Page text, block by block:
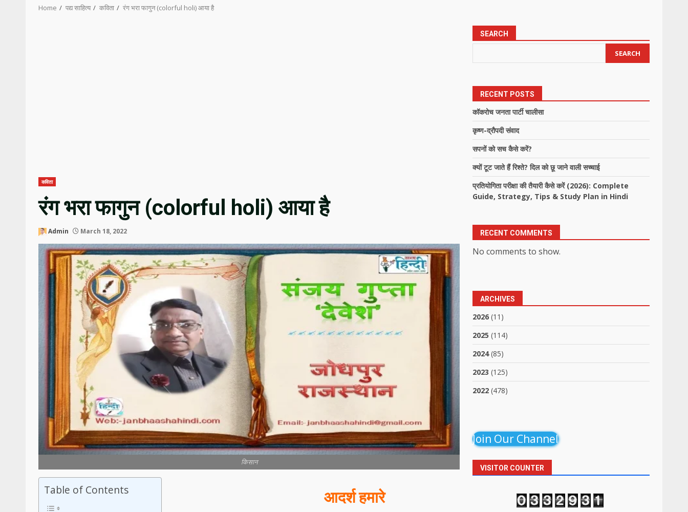
Home पद्य साहित्य कविता रंग भरा फागुन (colorful holi) आया है
कविता
रंग भरा फागुन (colorful holi) आया है
Admin March 18, 2022
किसान
Table of Contents आदर्श हमारे
SEARCH
SEARCH
RECENT POSTS
कॉकरोच जनता पार्टी चालीसा
कृष्ण-द्रौपदी संवाद
सपनों को सच कैसे करें?
क्यों टूट जाते हैं रिश्ते? दिल को छू जाने वाली सच्चाई
प्रतियोगिता परीक्षा की तैयारी कैसे करें (2026): Complete
Guide, Strategy, Tips & Study Plan in Hindi
RECENT COMMENTS
No comments to show.
ARCHIVES
2026 (11)
2025 (114)
2024(85)
2023 (125)
2022 (478)
Join Our Channel
VISITOR COUNTER